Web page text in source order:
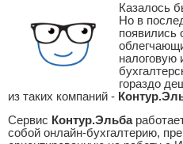
Казалось
Но в
появились
налоговую
гораздо
из таких компаний -
Сервис Контур.Эльба
собой онлайн-бухгалтерию,